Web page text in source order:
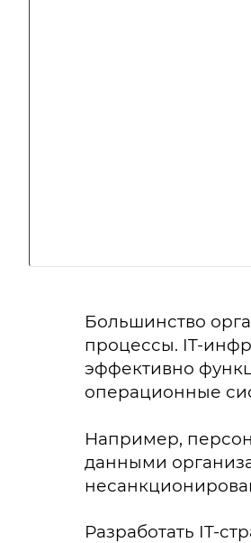
Большинство
процессы. IT-
эффективно
операционные
Например,
данными
Разработать IT-